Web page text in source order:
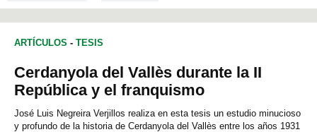
ARTÍCULOS - TESIS
Cerdanyola del Vallès durante la II
República y el franquismo
José Luis Negreira Verjillos realiza en esta tesis un estudio minucioso
y profundo de la historia de Cerdanyola del Vallès entre los años 1931